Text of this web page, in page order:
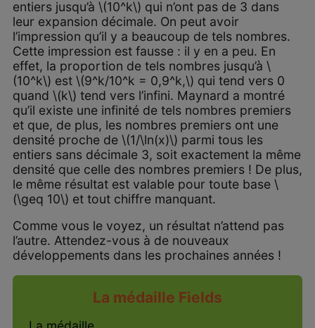
entiers jusqu’à \(10^k\) qui n’ont pas de 3 dans
leur expansion décimale. On peut avoir
l’impression qu’il y a beaucoup de tels nombres.
Cette impression est fausse : il y en a peu. En
effet, la proportion de tels nombres jusqu’à \
(10^k\) est \(9^k/10^k = 0,9^k,\) qui tend vers 0
quand \(k\) tend vers l’infini. Maynard a montré
qu’il existe une infinité de tels nombres premiers
et que, de plus, les nombres premiers ont une
densité proche de \(1/\ln(x)\) parmi tous les
entiers sans décimale 3, soit exactement la même
densité que celle des nombres premiers ! De plus,
le même résultat est valable pour toute base \
(\geq 10\) et tout chiffre manquant.
Comme vous le voyez, un résultat n’attend pas
l’autre. Attendez-vous à de nouveaux
développements dans les prochaines années !
La médaille Fields